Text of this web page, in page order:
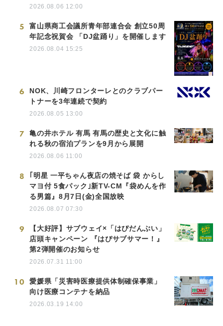
2026.08.06 12:00
5
富山県商工会議所青年部連合会 創立50周
年記念祝賀会 「DJ盆踊り」を開催します
2026.08.04 15:25
6
NOK、川崎フロンターレとのクラブパー
トナーを3年連続で契約
2026.08.05 13:00
7
亀の井ホテル 有馬 有馬の歴史と文化に触
れる秋の宿泊プランを9月から展開
2026.08.06 11:00
8
｢明星 一平ちゃん夜店の焼そば 袋 からし
マヨ付 5食パック｣新TV-CM『袋めんを作
る男篇』8月7日(金)全国放映
2026.08.07 07:30
9
【大好評】サブウェイ×「はぴだんぶい」
店頭キャンペーン 『はぴサブサマー！』
第2弾開催のお知らせ
2026.07.31 11:00
10
愛媛県「災害時医療提供体制確保事業」
向け医療コンテナを納品
2026.03.19 14:00